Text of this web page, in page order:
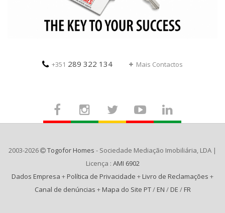
+351 289 322 134 Mais Contactos
2003-2026 Togofor Homes - Sociedade Mediação Imobiliária, LDA |
Licença : AMI 6902
Dados Empresa + Política de Privacidade + Livro de Reclamações +
Canal de denúncias + Mapa do Site PT/ EN / DE / FR